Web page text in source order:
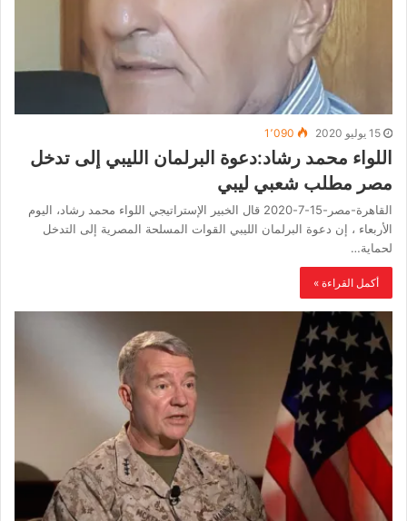
15 يوليو 2020 1٬090
اللواء محمد رشاد:دعوة البرلمان الليبي إلى تدخل
مصر مطلب شعبي ليبي
القاهرة-مصر-15-7-2020 قال الخبير الإستراتيجي اللواء محمد رشاد، اليوم
الأربعاء ، إن دعوة البرلمان الليبي القوات المسلحة المصرية إلى التدخل
لحماية…
أكمل القراءة »